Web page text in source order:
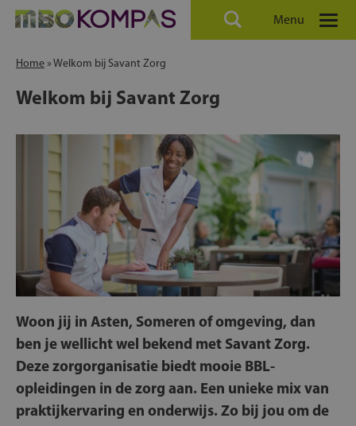
Menu
Home »Welkom bij Savant Zorg
Welkom bij Savant Zorg
Woon jij in Asten, Someren of omgeving, dan
ben je wellicht wel bekend met Savant Zorg.
Deze zorgorganisatie biedt mooie BBL-
opleidingen in de zorg aan. Een unieke mix van
praktijkervaring en onderwijs. Zo bij jou om de